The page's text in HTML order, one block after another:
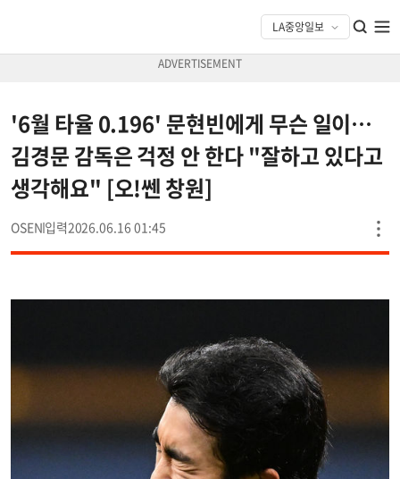
'6월 타율 0.196' 문현빈에게 무슨 일이…
김경문 감독은 걱정 안 한다 "잘하고 있다고
생각해요" [오!쎈 창원]
OSEN 2026.06.16 01:45